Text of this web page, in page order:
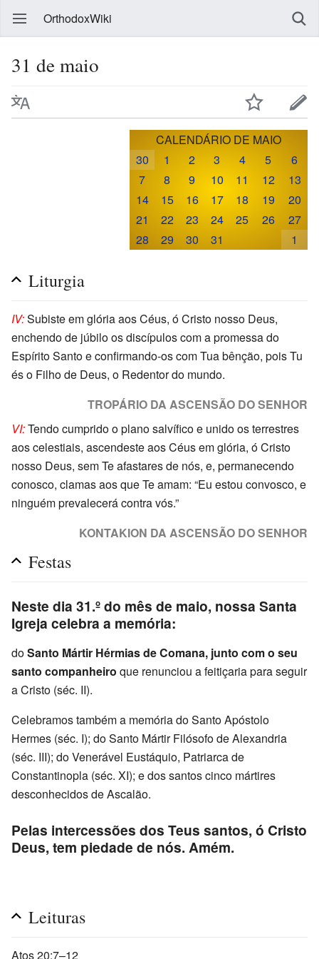
OrthodoxWiki
31 de maio
CALENDÁRIO DE MAIO
30
1 2 3 4 5
6
7
8 9 10 11 12
13
14
15 16 17 18 19
20
21
22 23 24 25 26
27
28
29 30 31 1
Liturgia
IV:Subiste em glória aos Céus, ó Cristo nosso Deus,
enchendo de júbilo os discípulos com a promessa do
Espírito Santo e confirmando-os com Tua bênção, pois Tu
és o Filho de Deus, o Redentor do mundo.
TROPÁRIO DA ASCENSÃO DO SENHOR
VI:Tendo cumprido o plano salvífico e unido os terrestres
aos celestiais, ascendeste aos Céus em glória, ó Cristo
nosso Deus, sem Te afastares de nós, e, permanecendo
conosco, clamas aos que Te amam: “Eu estou convosco, e
ninguém prevalecerá contra vós.”
KONTAKION DA ASCENSÃO DO SENHOR
Festas
Neste dia 31.º do mês de maio, nossa Santa
Igreja celebra a memória:
doSanto Mártir Hérmias de Comana, junto com o seu
santo companheiro que renunciou a feitiçaria para seguir
a Cristo (séc. II).
Celebramos também a memória do Santo Apóstolo
Hermes (séc. I); do Santo Mártir Filósofo de Alexandria
(séc. III); do Venerável Eustáquio, Patriarca de
Constantinopla (séc. XI); e dos santos cinco mártires
desconhecidos de Ascalão.
Pelas intercessões dos Teus santos, ó Cristo
Deus, tem piedade de nós. Amém.
Leituras
Atos 20:7–12